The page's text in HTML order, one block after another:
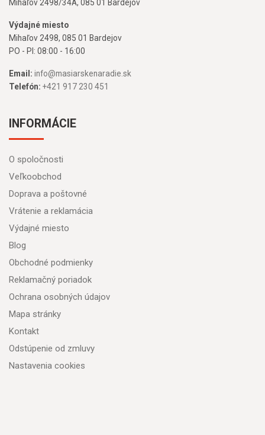
Mihaľov 2498/34A, 085 01 Bardejov
Výdajné miesto
Mihaľov 2498, 085 01 Bardejov
PO - PI: 08:00 - 16:00
Email: info@masiarskenaradie.sk
Telefón: +421 917 230 451
INFORMÁCIE
O spoločnosti
Veľkoobchod
Doprava a poštovné
Vrátenie a reklamácia
Výdajné miesto
Blog
Obchodné podmienky
Reklamačný poriadok
Ochrana osobných údajov
Mapa stránky
Kontakt
Odstúpenie od zmluvy
Nastavenia cookies